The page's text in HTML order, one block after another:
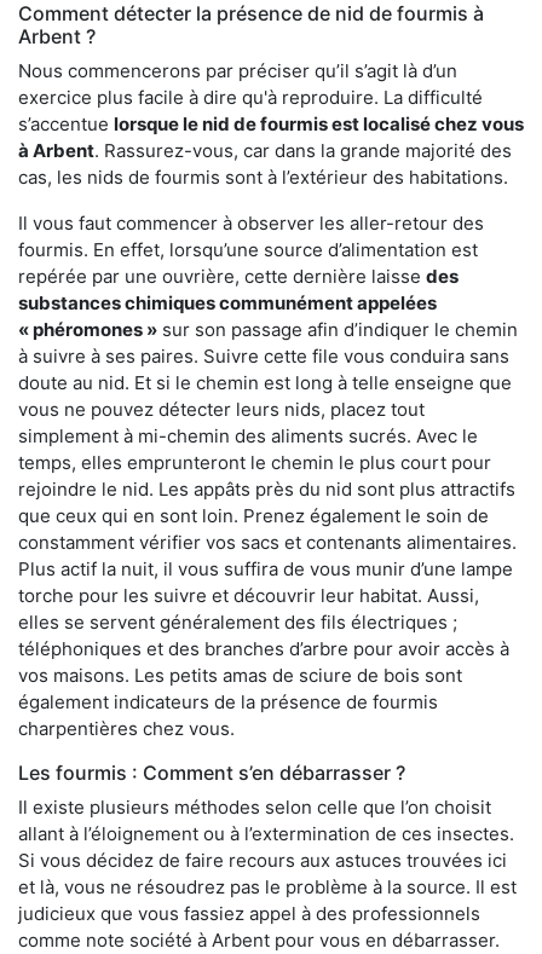
Comment détecter la présence de nid de fourmis à
Arbent ?
Nous commencerons par préciser qu’il s’agit là d’un
exercice plus facile à dire qu'à reproduire. La difficulté
s’accentue lorsque le nid de fourmis est localisé chez vous
à Arbent. Rassurez-vous, car dans la grande majorité des
cas, les nids de fourmis sont à l’extérieur des habitations.
Il vous faut commencer à observer les aller-retour des
fourmis. En effet, lorsqu’une source d’alimentation est
repérée par une ouvrière, cette dernière laisse des
substances chimiques communément appelées
« phéromones » sur son passage afin d’indiquer le chemin
à suivre à ses paires. Suivre cette file vous conduira sans
doute au nid. Et si le chemin est long à telle enseigne que
vous ne pouvez détecter leurs nids, placez tout
simplement à mi-chemin des aliments sucrés. Avec le
temps, elles emprunteront le chemin le plus court pour
rejoindre le nid. Les appâts près du nid sont plus attractifs
que ceux qui en sont loin. Prenez également le soin de
constamment vérifier vos sacs et contenants alimentaires.
Plus actif la nuit, il vous suffira de vous munir d’une lampe
torche pour les suivre et découvrir leur habitat. Aussi,
elles se servent généralement des fils électriques ;
téléphoniques et des branches d’arbre pour avoir accès à
vos maisons. Les petits amas de sciure de bois sont
également indicateurs de la présence de fourmis
charpentières chez vous.
Les fourmis : Comment s’en débarrasser ?
Il existe plusieurs méthodes selon celle que l’on choisit
allant à l’éloignement ou à l’extermination de ces insectes.
Si vous décidez de faire recours aux astuces trouvées ici
et là, vous ne résoudrez pas le problème à la source. Il est
judicieux que vous fassiez appel à des professionnels
comme note société à Arbent pour vous en débarrasser.